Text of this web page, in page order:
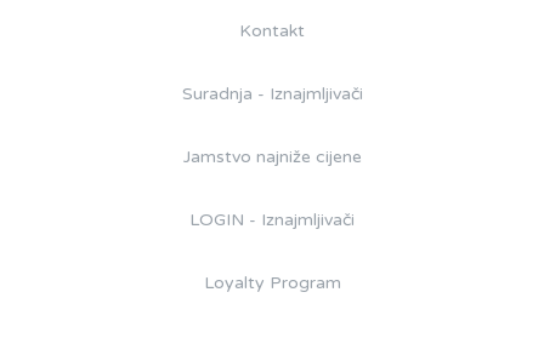
Kontakt
Suradnja - Iznajmljivači
Jamstvo najniže cijene
LOGIN - Iznajmljivači
Loyalty Program